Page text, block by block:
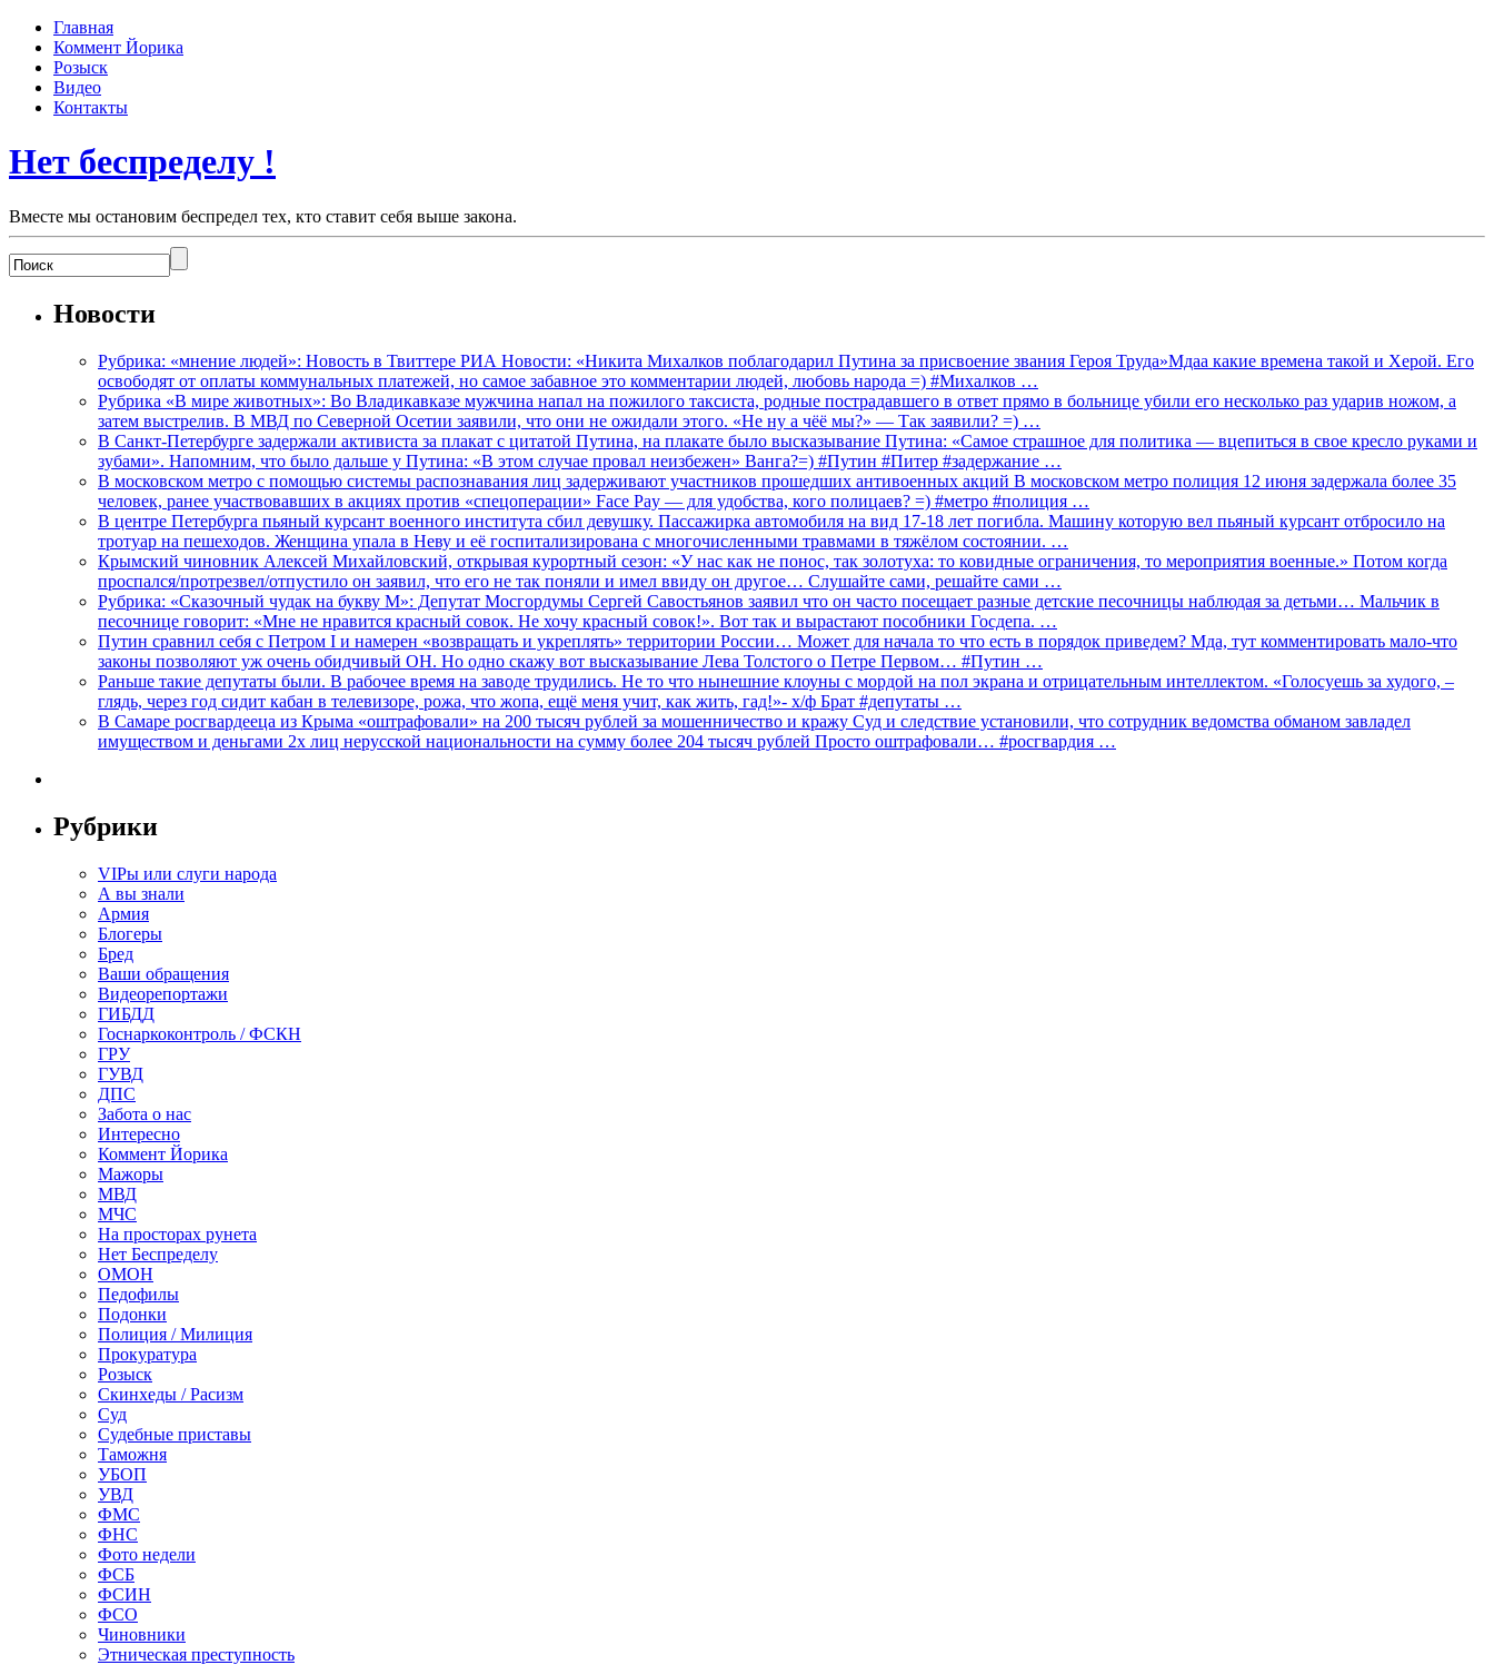
Главная
Коммент Йорика
Розыск
Видео
Контакты
Нет беспределу !
Вместе мы остановим беспредел тех, кто ставит себя выше закона.
Новости
Рубрика: «мнение людей»: Новость в Твиттере РИА Новости: «Никита Михалков поблагодарил Путина за присвоение звания Героя Труда»Мдаа какие времена такой и Херой. Его
освободят от оплаты коммунальных платежей, но самое забавное это комментарии людей, любовь народа =) #Михалков …
Рубрика «В мире животных»: Во Владикавказе мужчина напал на пожилого таксиста, родные пострадавшего в ответ прямо в больнице убили его несколько раз ударив ножом, а
затем выстрелив. В МВД по Северной Осетии заявили, что они не ожидали этого. «Не ну а чёё мы?» — Так заявили? =) …
В Санкт-Петербурге задержали активиста за плакат с цитатой Путина, на плакате было высказывание Путина: «Самое страшное для политика — вцепиться в свое кресло руками и
зубами». Напомним, что было дальше у Путина: «В этом случае провал неизбежен» Ванга?=) #Путин #Питер #задержание …
В московском метро с помощью системы распознавания лиц задерживают участников прошедших антивоенных акций В московском метро полиция 12 июня задержала более 35
человек, ранее участвовавших в акциях против «спецоперации» Face Pay — для удобства, кого полицаев? =) #метро #полиция …
В центре Петербурга пьяный курсант военного института сбил девушку. Пассажирка автомобиля на вид 17-18 лет погибла. Машину которую вел пьяный курсант отбросило на
тротуар на пешеходов. Женщина упала в Неву и её госпитализирована с многочисленными травмами в тяжёлом состоянии. …
Крымский чиновник Алексей Михайловский, открывая курортный сезон: «У нас как не понос, так золотуха: то ковидные ограничения, то мероприятия военные.» Потом когда
проспался/протрезвел/отпустило он заявил, что его не так поняли и имел ввиду он другое… Слушайте сами, решайте сами …
Рубрика: «Сказочный чудак на букву М»: Депутат Мосгордумы Сергей Савостьянов заявил что он часто посещает разные детские песочницы наблюдая за детьми… Мальчик в
песочнице говорит: «Мне не нравится красный совок. Не хочу красный совок!». Вот так и вырастают пособники Госдепа. …
Путин сравнил себя с Петром I и намерен «возвращать и укреплять» территории России… Может для начала то что есть в порядок приведем? Мда, тут комментировать мало-что
законы позволяют уж очень обидчивый ОН. Но одно скажу вот высказывание Лева Толстого о Петре Первом… #Путин …
Раньше такие депутаты были. В рабочее время на заводе трудились. Не то что нынешние клоуны с мордой на пол экрана и отрицательным интеллектом. «Голосуешь за худого, –
глядь, через год сидит кабан в телевизоре, рожа, что жопа, ещё меня учит, как жить, гад!»- х/ф Брат #депутаты …
В Самаре росгвардееца из Крыма «оштрафовали» на 200 тысяч рублей за мошенничество и кражу Суд и следствие установили, что сотрудник ведомства обманом завладел
имуществом и деньгами 2х лиц нерусской национальности на сумму более 204 тысяч рублей Просто оштрафовали… #росгвардия …
Рубрики
VIPы или слуги народа
А вы знали
Армия
Блогеры
Бред
Ваши обращения
Видеорепортажи
ГИБДД
Госнаркоконтроль / ФСКН
ГРУ
ГУВД
ДПС
Забота о нас
Интересно
Коммент Йорика
Мажоры
МВД
МЧС
На просторах рунета
Нет Беспределу
ОМОН
Педофилы
Подонки
Полиция / Милиция
Прокуратура
Розыск
Скинхеды / Расизм
Суд
Судебные приставы
Таможня
УБОП
УВД
ФМС
ФНС
Фото недели
ФСБ
ФСИН
ФСО
Чиновники
Этническая преступность